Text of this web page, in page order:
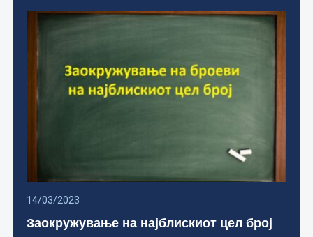
14/03/2023
Заокружување на најблискиот цел број